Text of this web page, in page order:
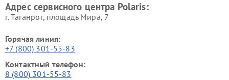
Адрес сервисного центра Polaris:
г. Таганрог, площадь Мира, 7
Горячая линия:
+7 (800) 301-55-83
Контактный телефон:
8 (800) 301-55-83